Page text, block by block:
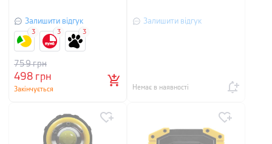
Залишити відгук
498грн
759грн
Закінчується
3 3 3
Залишити відгук
Немає в наявності